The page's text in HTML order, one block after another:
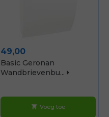
Prijs
49,00
Basic Geronan
Wandbrievenbu...
shopping_cart Voeg toe